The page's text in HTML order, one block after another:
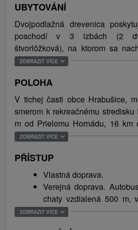
teplo, a plne vybavenú
mesiacov je ubytovaným
vonkajšie posedenie s grilom a
gulášu. Samozrejmosťou je
pripojenie na internet a
hneď pri objekte.
ubytovanie ideálnym
turistov.
Obec Hrabušice so strategickou
Slovenského raja ponúka široké
celodenných poznávacích
historickými pamiatkami Spiša
hrad, Kežmarok, Betliar,
Vysokých Tatier. Za návštevu
kúpalisko vo Vrbove a
UBYTOVÁNÍ
Dvojpodlažná drevenica
poschodí v 3 izbách (2
štvorlôžková), na ktorom sa
kúpeľňa (sprchový kút,
jedálenskou časťou a
kompletne zariadená
sprchovým kútom, stojanom na
samostatná toaleta. Pre
zapožičania detskej postieľky a
Celková kapacita ubytovania je
prístelky).
ZOBRAZIT VÍCE
POLOHA
V tichej časti obce Hrabušice,
smerom k rekreačnému
m od Prielomu Hornádu, 16 km
Nová Ves s bohatými
strediskom a Zoologickou
lyžiarskeho strediska Ski Kubašok.
ZOBRAZIT VÍCE
PŘÍSTUP
Vlastná doprava.
Verejná doprava.
chaty vzdialená 500 m,
obci Vydrník (3 km).
ZOBRAZIT VÍCE